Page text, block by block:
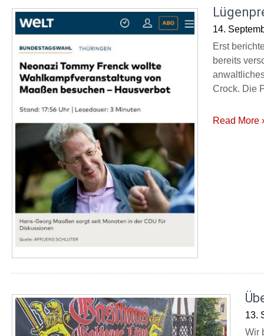
14.
Erst
bereits
Crock. Die
Read More
13.
Wir